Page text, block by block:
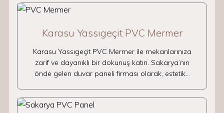
Karasu Yassıgeçit PVC Mermer
Karasu Yassıgeçit PVC Mermer ile mekanlarınıza
zarif ve dayanıklı bir dokunuş katın. Sakarya’nın
önde gelen duvar paneli firması olarak, estetik…